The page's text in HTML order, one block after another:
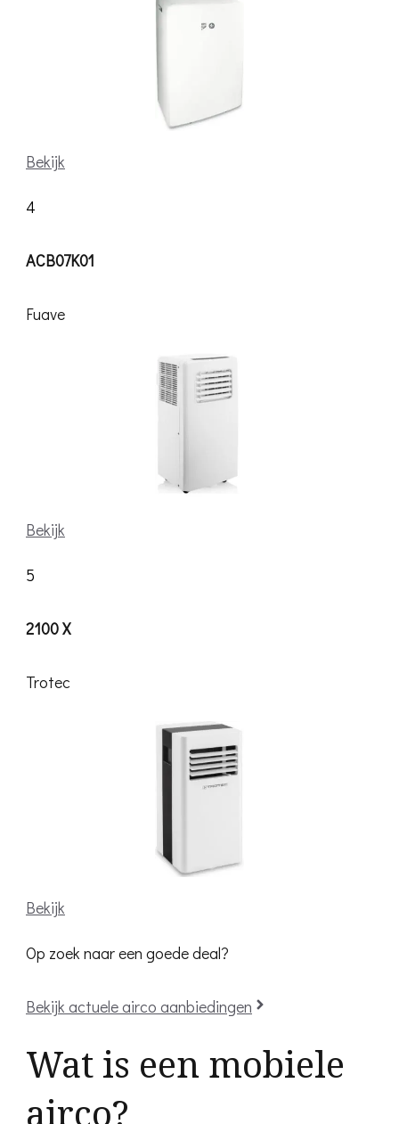
Bekijk
4
ACB07K01
Fuave
Bekijk
5
2100 X
Trotec
Bekijk
Op zoek naar een goede deal?
Bekijk actuele airco aanbiedingen
Wat is een mobiele
airco?